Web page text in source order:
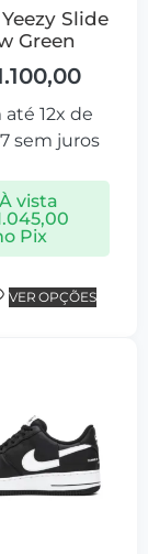
Slide
Green
até 12x de
sem juros
À vista
Pix
VER OPÇÕES